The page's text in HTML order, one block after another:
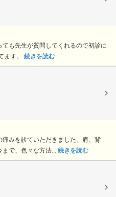
も先生が質問してくれるので初診に
ます。 続きを読む
みを診ていただきました。肩、背
で、色々な方法... 続きを読む